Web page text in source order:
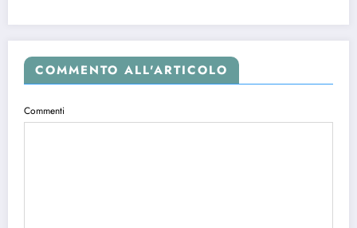
COMMENTO ALL'ARTICOLO
Commenti